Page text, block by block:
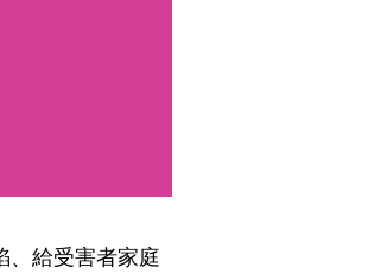
、給受害者家庭